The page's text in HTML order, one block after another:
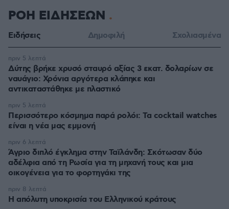
ΡΟΗ ΕΙΔΗΣΕΩΝ
Ειδήσεις Δημοφιλή Σχολιασμένα
Δύτης βρήκε χρυσό σταυρό αξίας 3 εκατ. δολαρίων σε
ναυάγιο: Χρόνια αργότερα κλάπηκε και
αντικαταστάθηκε με πλαστικό
πριν 5 λεπτά
Περισσότερο κόσμημα παρά ρολόι: Τα cocktail watches
είναι η νέα μας εμμονή
πριν 5 λεπτά
Άγριο διπλό έγκλημα στην Ταϊλάνδη: Σκότωσαν δύο
αδέλφια από τη Ρωσία για τη μηχανή τους και μια
οικογένεια για το φορτηγάκι της
πριν 6 λεπτά
Η απόλυτη υποκρισία του Ελληνικού κράτους
πριν 8 λεπτά